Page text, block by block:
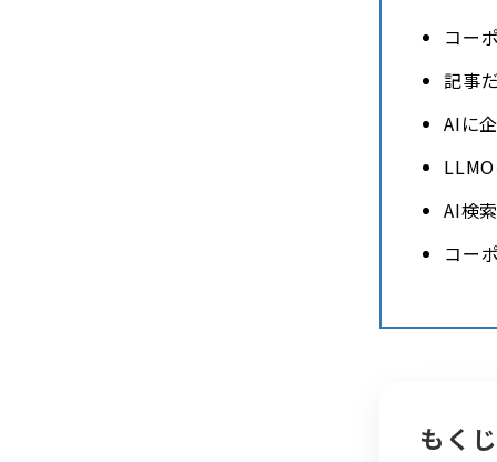
コー
記事
AIに
AI検
コー
もく